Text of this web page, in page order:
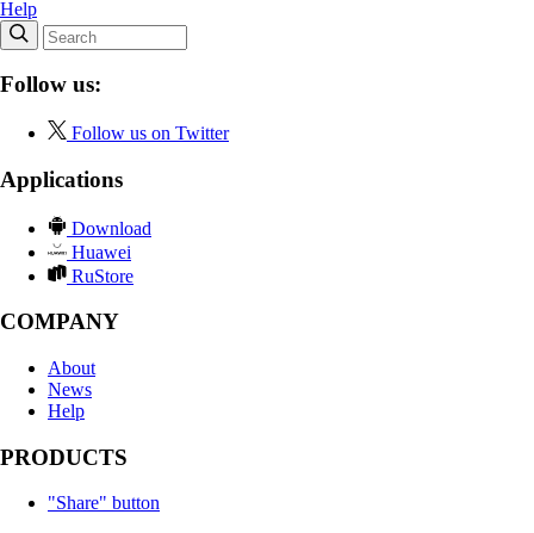
Help
Follow us:
Follow us on Twitter
Applications
Download
Huawei
RuStore
COMPANY
About
News
Help
PRODUCTS
"Share" button